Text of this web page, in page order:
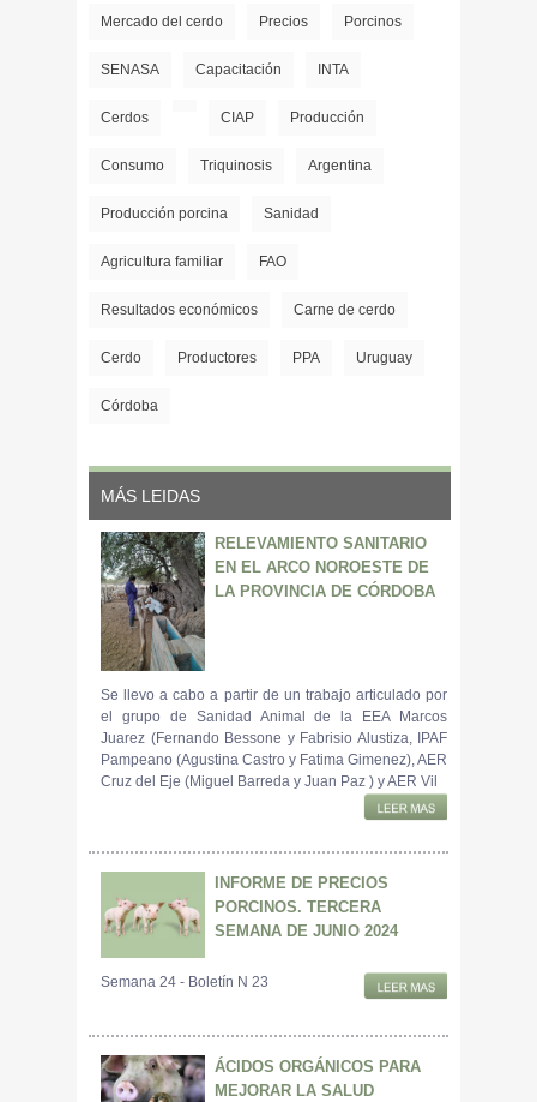
Mercado del cerdo Precios Porcinos
SENASA Capacitación INTA
Cerdos CIAP Producción
Consumo Triquinosis Argentina
Producción porcina Sanidad
Agricultura familiar FAO
Resultados económicos Carne de cerdo
Cerdo Productores PPA Uruguay
Córdoba
MÁS LEIDAS
RELEVAMIENTO SANITARIO
EN EL ARCO NOROESTE DE
LA PROVINCIA DE CÓRDOBA
Se llevo a cabo a partir de un trabajo articulado por
el grupo de Sanidad Animal de la EEA Marcos
Juarez (Fernando Bessone y Fabrisio Alustiza, IPAF
Pampeano (Agustina Castro y Fatima Gimenez), AER
Cruz del Eje (Miguel Barreda y Juan Paz ) y AER Vil
INFORME DE PRECIOS
PORCINOS. TERCERA
SEMANA DE JUNIO 2024
Semana 24 - Boletín N 23
ÁCIDOS ORGÁNICOS PARA
MEJORAR LA SALUD